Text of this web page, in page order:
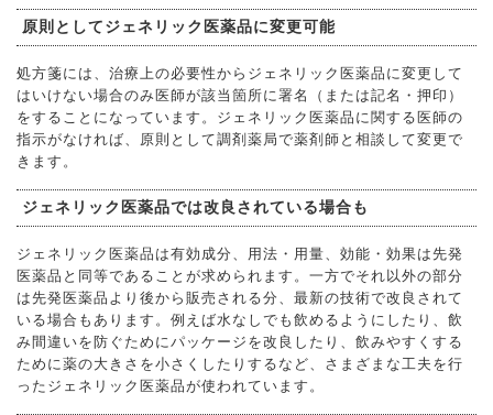
原則としてジェネリック医薬品に変更可能
処方箋には、治療上の必要性からジェネリック医薬品に変更して
はいけない場合のみ医師が該当箇所に署名（または記名・押印）
をすることになっています。ジェネリック医薬品に関する医師の
指示がなければ、原則として調剤薬局で薬剤師と相談して変更で
きます。
ジェネリック医薬品では改良されている場合も
ジェネリック医薬品は有効成分、用法・用量、効能・効果は先発
医薬品と同等であることが求められます。一方でそれ以外の部分
は先発医薬品より後から販売される分、最新の技術で改良されて
いる場合もあります。例えば水なしでも飲めるようにしたり、飲
み間違いを防ぐためにパッケージを改良したり、飲みやすくする
ために薬の大きさを小さくしたりするなど、さまざまな工夫を行
ったジェネリック医薬品が使われています。